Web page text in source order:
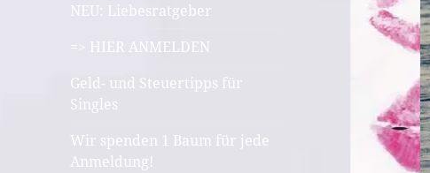
NEU: Liebesratgeber
=> HIER ANMELDEN
Geld- und Steuertipps für
Singles
Wir spenden 1 Baum für jede
Anmeldung!